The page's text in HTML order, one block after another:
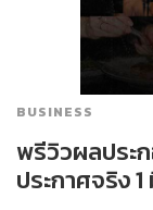
BUSINESS
พรีวิวผลประ
ประกาศจริง 1